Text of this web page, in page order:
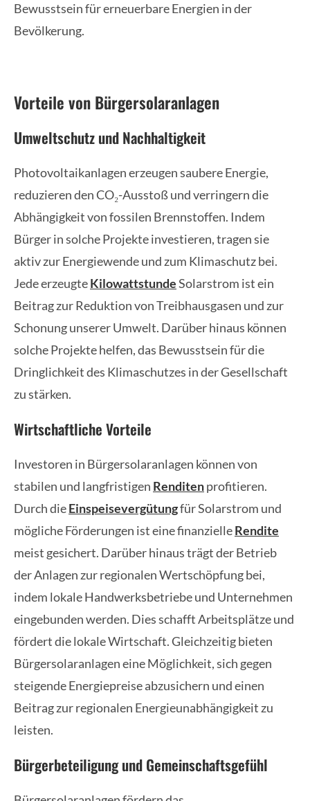
Bewusstsein für erneuerbare Energien in der
Bevölkerung.
Vorteile von Bürgersolaranlagen
Umweltschutz und Nachhaltigkeit
Photovoltaikanlagen erzeugen saubere Energie,
reduzieren den CO₂-Ausstoß und verringern die
Abhängigkeit von fossilen Brennstoffen. Indem
Bürger in solche Projekte investieren, tragen sie
aktiv zur Energiewende und zum Klimaschutz bei.
Jede erzeugteKilowattstundeSolarstrom ist ein
Beitrag zur Reduktion von Treibhausgasen und zur
Schonung unserer Umwelt. Darüber hinaus können
solche Projekte helfen, das Bewusstsein für die
Dringlichkeit des Klimaschutzes in der Gesellschaft
zu stärken.
Wirtschaftliche Vorteile
Investoren in Bürgersolaranlagen können von
stabilen und langfristigen Renditenprofitieren.
Durch dieEinspeisevergütungfür Solarstrom und
mögliche Förderungen ist eine finanzielleRendite
meist gesichert. Darüber hinaus trägt der Betrieb
der Anlagen zur regionalen Wertschöpfung bei,
indem lokale Handwerksbetriebe und Unternehmen
eingebunden werden. Dies schafft Arbeitsplätze und
fördert die lokale Wirtschaft. Gleichzeitig bieten
Bürgersolaranlagen eine Möglichkeit, sich gegen
steigende Energiepreise abzusichern und einen
Beitrag zur regionalen Energieunabhängigkeit zu
leisten.
Bürgerbeteiligung und Gemeinschaftsgefühl